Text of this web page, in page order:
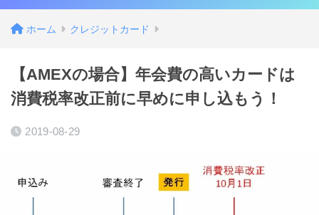
ホーム クレジットカード
【AMEXの場合】年会費の高いカードは
消費税率改正前に早めに申し込もう！
2019-08-29